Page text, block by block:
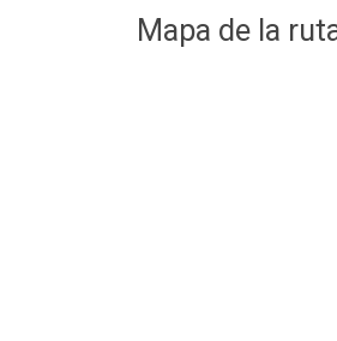
Mapa de la